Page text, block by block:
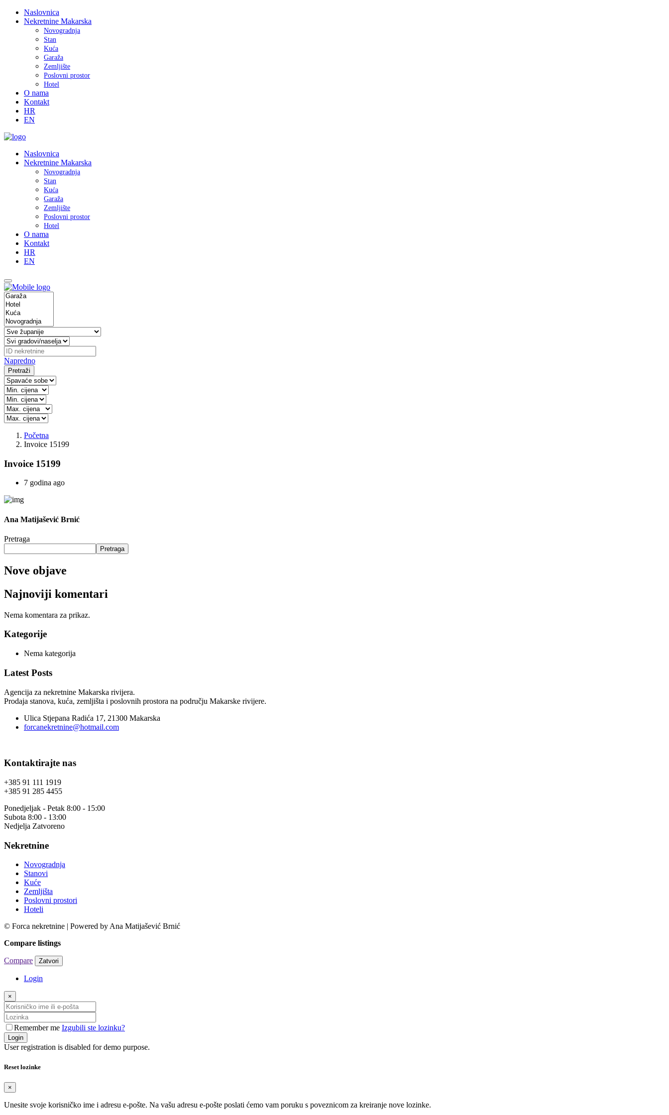
Naslovnica
Nekretnine Makarska
Novogradnja
Stan
Kuća
Garaža
Zemljište
Poslovni prostor
Hotel
O nama
Kontakt
HR
EN
Naslovnica
Nekretnine Makarska
Novogradnja
Stan
Kuća
Garaža
Zemljište
Poslovni prostor
Hotel
O nama
Kontakt
HR
EN
Napredno
Pretraži
Početna
Invoice 15199
Invoice 15199
7 godina ago
Ana Matijašević Brnić
Pretraga
Pretraga
Nove objave
Najnoviji komentari
Nema komentara za prikaz.
Kategorije
Nema kategorija
Latest Posts
Agencija za nekretnine Makarska rivijera.
Prodaja stanova, kuća, zemljišta i poslovnih prostora na području Makarske rivijere.
Ulica Stjepana Radića 17, 21300 Makarska
forcanekretnine@hotmail.com
Kontaktirajte nas
+385 91 111 1919
+385 91 285 4455
Ponedjeljak - Petak 8:00 - 15:00
Subota 8:00 - 13:00
Nedjelja Zatvoreno
Nekretnine
Novogradnja
Stanovi
Kuće
Zemljišta
Poslovni prostori
Hoteli
© Forca nekretnine | Powered by Ana Matijašević Brnić
Compare listings
Compare Zatvori
Login
×
Remember me Izgubili ste lozinku?
Login
User registration is disabled for demo purpose.
Reset lozinke
×
Unesite svoje korisničko ime i adresu e-pošte. Na vašu adresu e-pošte poslati ćemo vam poruku s poveznicom za kreiranje nove lozinke.